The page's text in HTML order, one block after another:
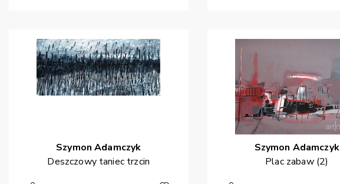
Szymon Adamczyk
Deszczowy taniec trzcin
Szymon Adamczyk
Plac zabaw (2)